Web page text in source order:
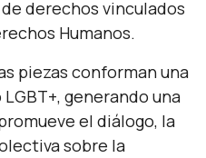
derechos vinculados
Humanos.
piezas conforman una
generando una
el diálogo, la
sobre la